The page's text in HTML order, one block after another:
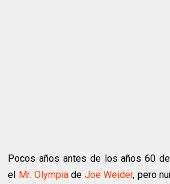
Pocos años antes de los años 60
el Mr. Olympiade Joe Weider, pero